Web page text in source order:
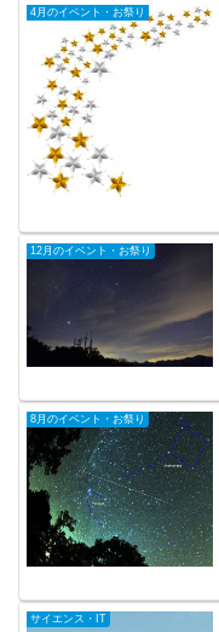
4月のイベント・お祭り
12月のイベント・お祭り
8月のイベント・お祭り
サイエンス・IT